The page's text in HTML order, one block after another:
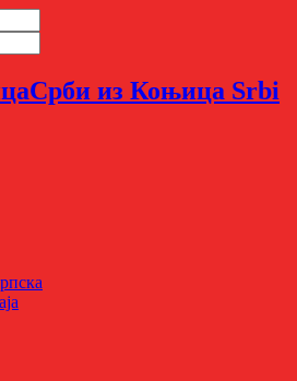
Срби из Коњица Srbi